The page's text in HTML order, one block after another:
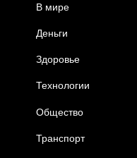
В мире
Деньги
Здоровье
Технологии
Общество
Транспорт